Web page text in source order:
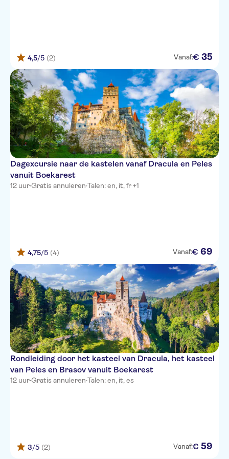
4,5/5 (2) Vanaf:€ 35
Dagexcursie naar de kastelen vanaf Dracula en Peles
vanuit Boekarest
12 uur·Gratis annuleren·Talen: en, it, fr +1
4,75/5 (4) Vanaf:€ 69
Rondleiding door het kasteel van Dracula, het kasteel
van Peles en Brasov vanuit Boekarest
12 uur·Gratis annuleren·Talen: en, it, es
3/5 (2) Vanaf:€ 59